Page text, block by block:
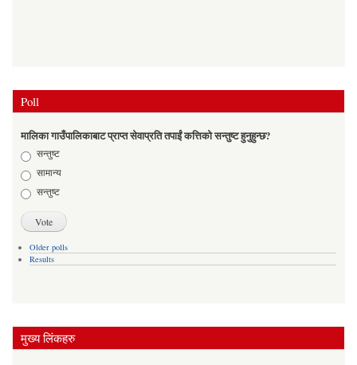
Poll
मालिका गाउँपालिकाबाट प्राप्त सेवाप्रति तपाईं कत्तिको सन्तुष्ट हुनुहुन्छ?
Choices
सन्तुष्ट
सामान्य
सन्तुष्ट
Older polls
Results
मुख्य लिंकहरु